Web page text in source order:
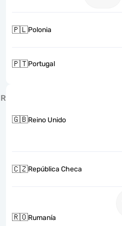
🇵🇱Polonia
🇵🇹Portugal
R
🇬🇧Reino Unido
🇨🇿República Checa
🇷🇴Rumanía